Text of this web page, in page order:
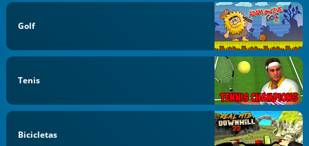
Golf
Tenis
Bicicletas